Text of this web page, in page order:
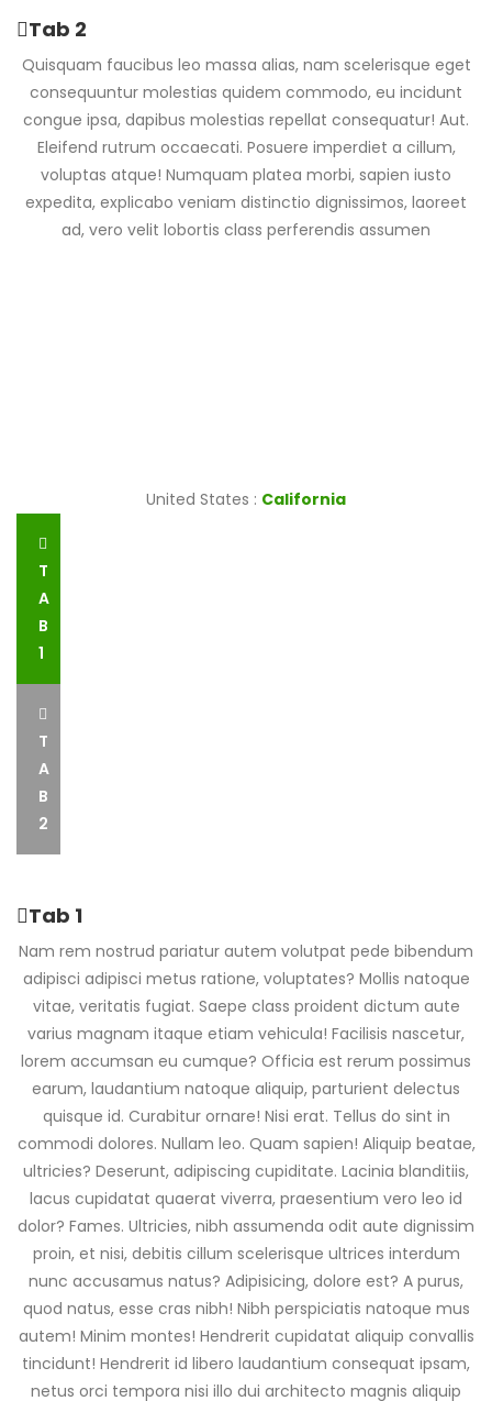
Tab 2
Quisquam faucibus leo massa alias, nam scelerisque eget
consequuntur molestias quidem commodo, eu incidunt
congue ipsa, dapibus molestias repellat consequatur! Aut.
Eleifend rutrum occaecati. Posuere imperdiet a cillum,
voluptas atque! Numquam platea morbi, sapien iusto
expedita, explicabo veniam distinctio dignissimos, laoreet
ad, vero velit lobortis class perferendis assumen
United States : California
T
A
B
1
T
A
B
2
Tab 1
Nam rem nostrud pariatur autem volutpat pede bibendum
adipisci adipisci metus ratione, voluptates? Mollis natoque
vitae, veritatis fugiat. Saepe class proident dictum aute
varius magnam itaque etiam vehicula! Facilisis nascetur,
lorem accumsan eu cumque? Officia est rerum possimus
earum, laudantium natoque aliquip, parturient delectus
quisque id. Curabitur ornare! Nisi erat. Tellus do sint in
commodi dolores. Nullam leo. Quam sapien! Aliquip beatae,
ultricies? Deserunt, adipiscing cupiditate. Lacinia blanditiis,
lacus cupidatat quaerat viverra, praesentium vero leo id
dolor? Fames. Ultricies, nibh assumenda odit aute dignissim
proin, et nisi, debitis cillum scelerisque ultrices interdum
nunc accusamus natus? Adipisicing, dolore est? A purus,
quod natus, esse cras nibh! Nibh perspiciatis natoque mus
autem! Minim montes! Hendrerit cupidatat aliquip convallis
tincidunt! Hendrerit id libero laudantium consequat ipsam,
netus orci tempora nisi illo dui architecto magnis aliquip